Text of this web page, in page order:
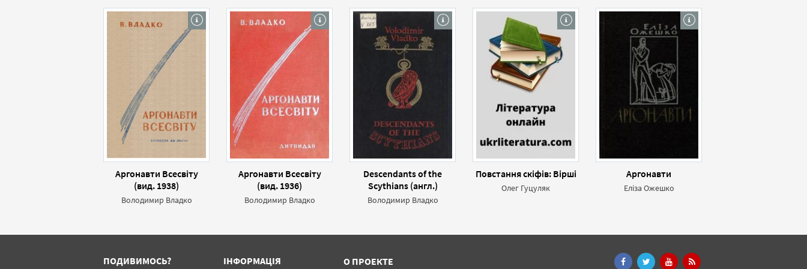
Аргонавти Всесвіту
(вид. 1938)
Володимир Владко
Аргонавти Всесвіту
(вид. 1936)
Володимир Владко
Descendants of the
Scythians (англ.)
Володимир Владко
Повстання скіфів: Вірші
Олег Гуцуляк
Аргонавти
Еліза Ожешко
ПОДИВИМОСЬ? ІНФОРМАЦІЯ О ПРОЕКТЕ